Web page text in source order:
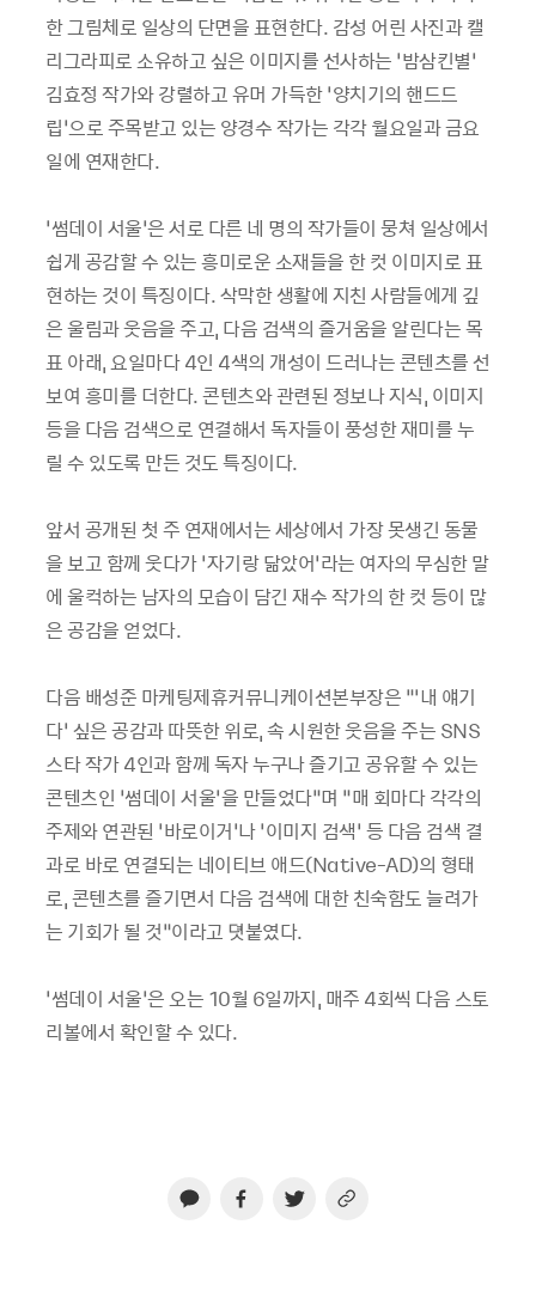
한 그림체로 일상의 단면을 표현한다. 감성 어린 사진과 캘
리그라피로 소유하고 싶은 이미지를 선사하는 ‘밤삼킨별’
김효정 작가와 강렬하고 유머 가득한 ‘양치기의 핸드드
립’으로 주목받고 있는 양경수 작가는 각각 월요일과 금요
일에 연재한다.
‘썸데이 서울’은 서로 다른 네 명의 작가들이 뭉쳐 일상에서
쉽게 공감할 수 있는 흥미로운 소재들을 한 컷 이미지로 표
현하는 것이 특징이다. 삭막한 생활에 지친 사람들에게 깊
은 울림과 웃음을 주고, 다음 검색의 즐거움을 알린다는 목
표 아래, 요일마다 4인 4색의 개성이 드러나는 콘텐츠를 선
보여 흥미를 더한다. 콘텐츠와 관련된 정보나 지식, 이미지
등을 다음 검색으로 연결해서 독자들이 풍성한 재미를 누
릴 수 있도록 만든 것도 특징이다.
앞서 공개된 첫 주 연재에서는 세상에서 가장 못생긴 동물
을 보고 함께 웃다가 ‘자기랑 닮았어’라는 여자의 무심한 말
에 울컥하는 남자의 모습이 담긴 재수 작가의 한 컷 등이 많
은 공감을 얻었다.
다음 배성준 마케팅제휴커뮤니케이션본부장은 “’내 얘기
다’ 싶은 공감과 따뜻한 위로, 속 시원한 웃음을 주는 SNS
스타 작가 4인과 함께 독자 누구나 즐기고 공유할 수 있는
콘텐츠인 ‘썸데이 서울’을 만들었다”며 “매 회마다 각각의
주제와 연관된 ‘바로이거’나 ‘이미지 검색’ 등 다음 검색 결
과로 바로 연결되는 네이티브 애드(Native-AD)의 형태
로, 콘텐츠를 즐기면서 다음 검색에 대한 친숙함도 늘려가
는 기회가 될 것”이라고 뎟붙였다.
‘썸데이 서울’은 오는 10월 6일까지, 매주 4회씩 다음 스토
리볼에서 확인할 수 있다.